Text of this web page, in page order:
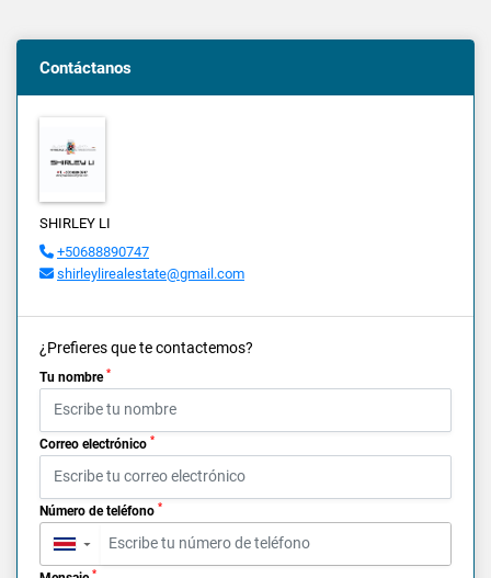
Contáctanos
SHIRLEY LI
+50688890747
shirleylirealestate@gmail.com
¿Prefieres que te contactemos?
Tu nombre *
Correo electrónico *
Número de teléfono *
▼
*